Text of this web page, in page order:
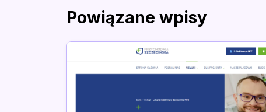
Powiązane wpisy